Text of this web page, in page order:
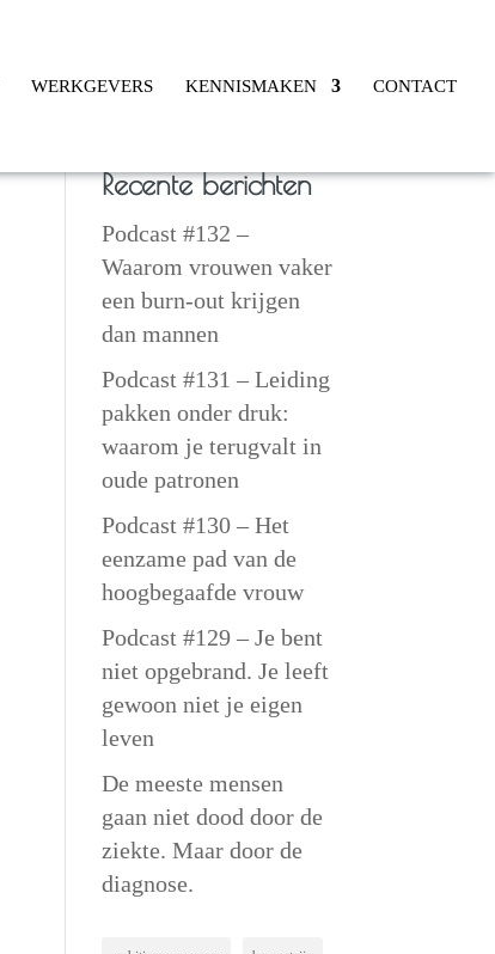
WERKGEVERS KENNISMAKEN CONTACT
Recente berichten
Podcast #132 –
Waarom vrouwen vaker
een burn-out krijgen
dan mannen
Podcast #131 – Leiding
pakken onder druk:
waarom je terugvalt in
oude patronen
Podcast #130 – Het
eenzame pad van de
hoogbegaafde vrouw
Podcast #129 – Je bent
niet opgebrand. Je leeft
gewoon niet je eigen
leven
De meeste mensen
gaan niet dood door de
ziekte. Maar door de
diagnose.